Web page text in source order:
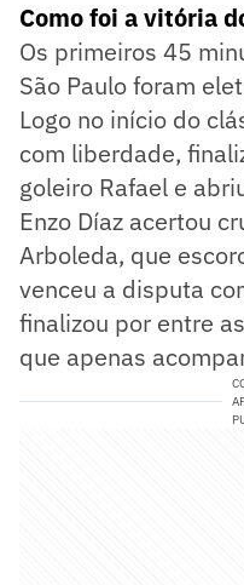
Como foi a vitória
Os primeiros 45
São Paulo foram
Logo no início do
com liberdade,
goleiro Rafael e
Enzo Díaz acertou
Arboleda, que
venceu a disputa
finalizou por entre
que apenas